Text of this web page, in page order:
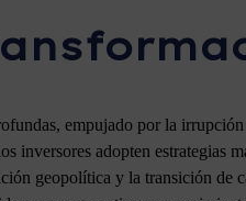
empujado por la
inversores adopten estrategias
geopolítica y la transición de